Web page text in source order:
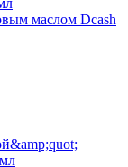
маслом Dcash